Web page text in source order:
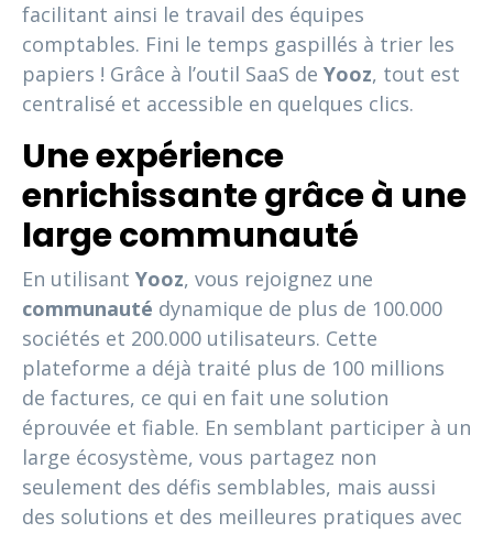
facilitant ainsi le travail des équipes
comptables. Fini le temps gaspillés à trier les
papiers ! Grâce à l’outil SaaS de Yooz, tout est
centralisé et accessible en quelques clics.
Une expérience
enrichissante grâce à une
large communauté
En utilisant Yooz, vous rejoignez une
communauté dynamique de plus de 100.000
sociétés et 200.000 utilisateurs. Cette
plateforme a déjà traité plus de 100 millions
de factures, ce qui en fait une solution
éprouvée et fiable. En semblant participer à un
large écosystème, vous partagez non
seulement des défis semblables, mais aussi
des solutions et des meilleures pratiques avec